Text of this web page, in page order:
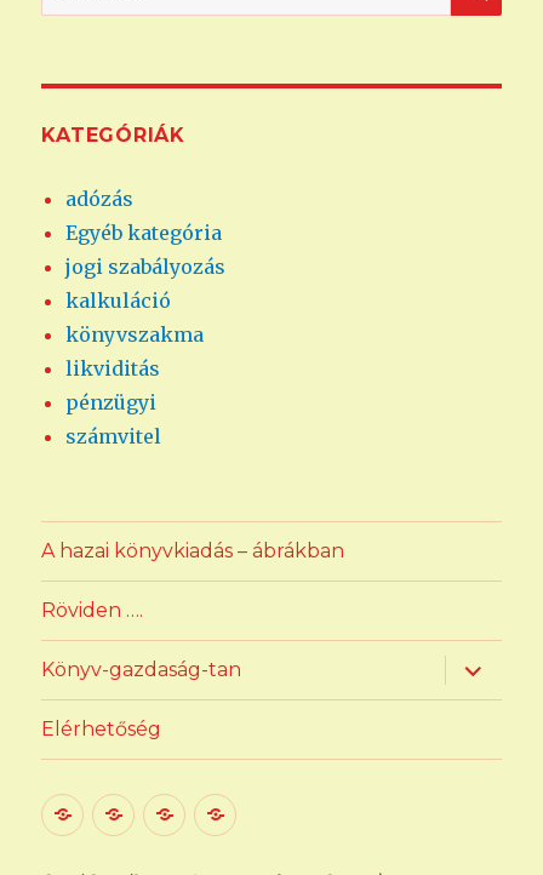
a
kifejezésre:
KATEGÓRIÁK
adózás
Egyéb kategória
jogi szabályozás
kalkuláció
könyvszakma
likviditás
pénzügyi
számvitel
A hazai könyvkiadás – ábrákban
Röviden ….
Könyv-gazdaság-tan
almenü
Elérhetőség
A
hazai
RövidenKönyv-
gazdaság-
Elérhetőség